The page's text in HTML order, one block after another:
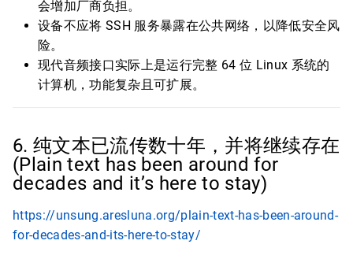
会增加厂商负担。
设备不应将 SSH 服务暴露在公共网络，以降低安全风
险。
现代音频接口实际上是运行完整 64 位 Linux 系统的
计算机，功能复杂且可扩展。
6. 纯文本已流传数十年，并将继续存在
(Plain text has been around for
decades and it’s here to stay)
https://unsung.aresluna.org/plain-text-has-been-around-
for-decades-and-its-here-to-stay/